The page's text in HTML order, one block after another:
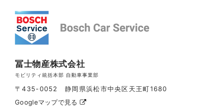
冨士物産株式会社
モビリティ統括本部 自動車事業部
〒435-0052 静岡県浜松市中央区天王町1680
Googleマップで見る